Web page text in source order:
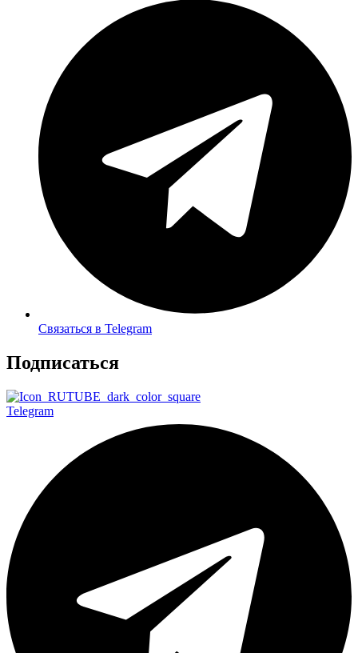
Связаться в Telegram
Подписаться
Telegram